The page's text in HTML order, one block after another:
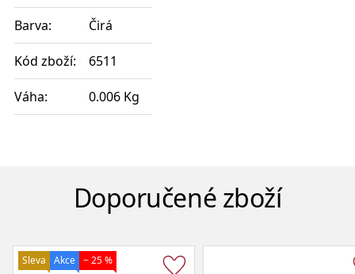
Barva: Čirá
Kód zboží: 6511
Váha: 0.006 Kg
Doporučené zboží
Sleva Akce − 25 %